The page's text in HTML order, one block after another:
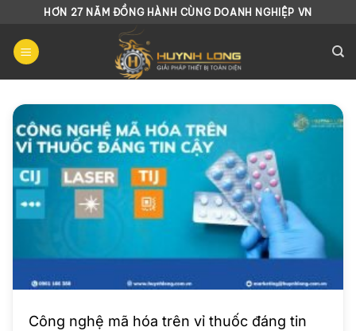
Chuyển
nội
dung
HƠN 27 NĂM ĐỒNG HÀNH CÙNG DOANH NGHIỆP VN
Công nghệ mã hóa trên vỉ thuốc đáng tin